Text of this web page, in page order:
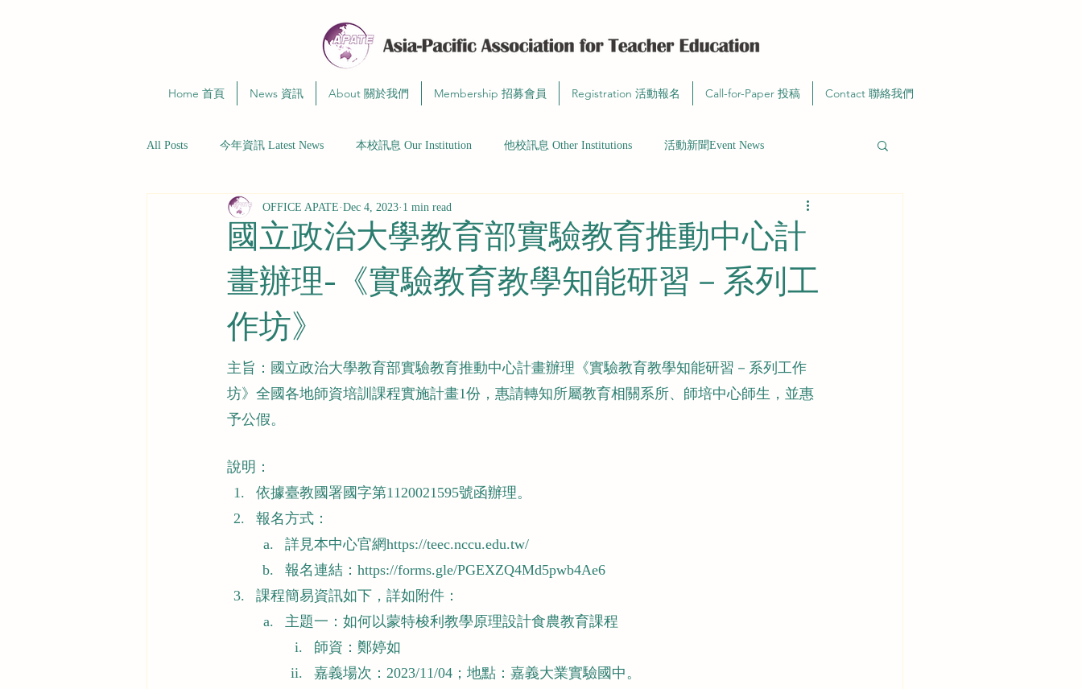
Home 首頁 News 資訊 About 關於我們 Membership 招募會員 Registration 活動報名 Call-for-Paper 投稿 Contact 聯絡我們
All Posts 今年資訊 Latest News 本校訊息 Our Institution 他校訊息 Other Institutions 活動新聞Event News
國立政治大學教育部實驗教育推動中心計
畫辦理-《實驗教育教學知能研習－系列工
作坊》
OFFICE APATE Dec 4, 2023 1 min read
主旨：國立政治大學教育部實驗教育推動中心計畫辦理《實驗教育教學知能研習－系列工作
坊》全國各地師資培訓課程實施計畫1份，惠請轉知所屬教育相關系所、師培中心師生，並惠
予公假。
說明：
依據臺教國署國字第1120021595號函辦理。
報名方式：
詳見本中心官網https://teec.nccu.edu.tw/
報名連結：https://forms.gle/PGEXZQ4Md5pwb4Ae6
課程簡易資訊如下，詳如附件：
主題一：如何以蒙特梭利教學原理設計食農教育課程
師資：鄭婷如
嘉義場次：2023/11/04；地點：嘉義大業實驗國中。